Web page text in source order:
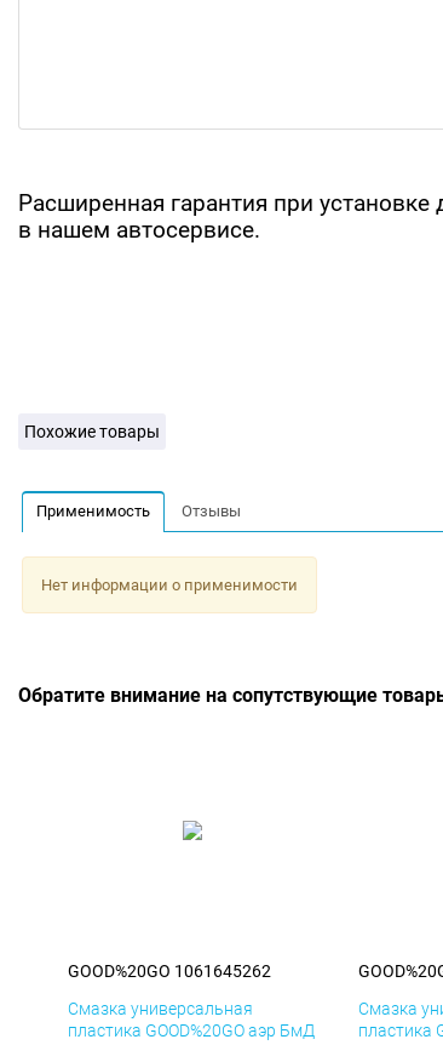
Расширенная гарантия при установке
в нашем автосервисе.
Похожие товары
Применимость Отзывы
Нет информации о применимости
Обратите внимание на сопутствующие
GOOD%20GO 1061645262
Смазка универсальная
пластика GOOD%20GO аэр БмД
Смазка
пластика